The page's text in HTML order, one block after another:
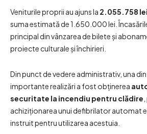
Veniturile proprii au ajuns la 2.055.758 lei
suma estimată de 1.650.000 lei.
principal din vânzarea de bilete și
proiecte culturale și închirieri.
Din punct de vedere administrativ, una
importante realizări a fost obținerea
securitate la incendiu pentru clădire
achiziționarea unui defibrilator automat
instruit pentru utilizarea acestuia.